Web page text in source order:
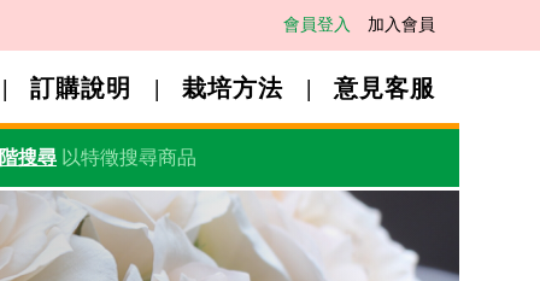
會員登入 加入會員
訂購說明 栽培方法 意見客服
搜尋以特徵搜尋商品